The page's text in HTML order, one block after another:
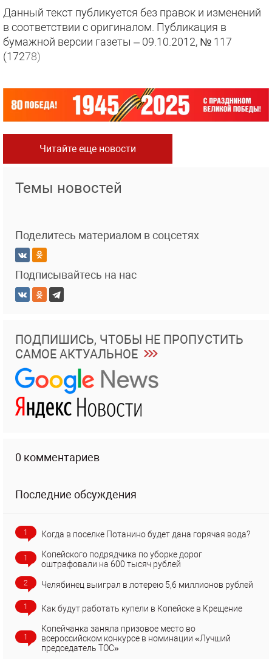
Данный текст публикуется без правок и изменений
в соответствии с оригиналом. Публикация в
бумажной версии газеты – 09.10.2012, № 117
(17278)
Читайте еще новости
Темы новостей
Поделитесь материалом в соцсетях
Подписывайтесь на нас
ПОДПИШИСЬ, ЧТОБЫ НЕ ПРОПУСТИТЬ
САМОЕ АКТУАЛЬНОЕ
0 комментариев
Последние обсуждения
1 Когда в поселке Потанино будет дана горячая вода?
1
Копейского подрядчика по уборке дорог
оштрафовали на 600 тысяч рублей
2 Челябинец выиграл в лотерею 5,6 миллионов рублей
1 Как будут работать купели в Копейске в Крещение
1
Копейчанка заняла призовое место во
всероссийском конкурсе в номинации «Лучший
председатель ТОС»